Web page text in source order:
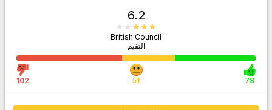
6.2
British Council
التقيم
78
51
102